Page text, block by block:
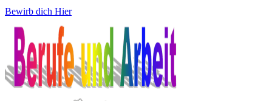
Bewirb dich Hier